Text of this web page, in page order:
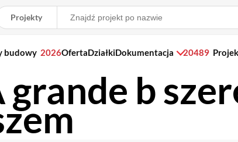
Projekty
budowy 2026OfertaDziałkiDokumentacja 20489
b